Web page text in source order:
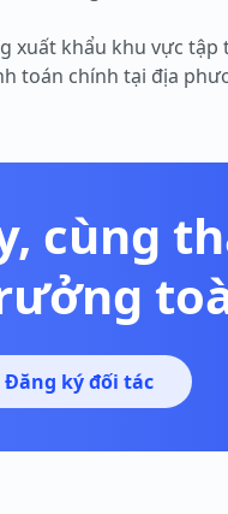
xuất khẩu khu vực
toán chính tại địa
cùng
Đăng ký đối tác